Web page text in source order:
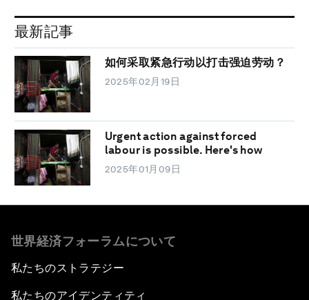
最新記事
如何采取紧急行动以打击强迫劳动？
2025年02月19日
Urgent action against forced
labour is possible. Here's how
2025年01月09日
世界経済フォーラムについて
私たちのストラテジー
私たちのアイデンティティ